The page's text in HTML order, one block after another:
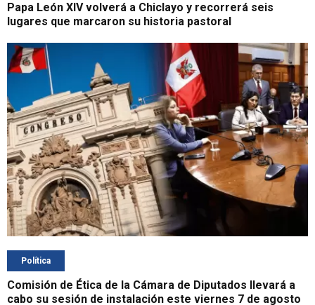
Papa León XIV volverá a Chiclayo y recorrerá seis
lugares que marcaron su historia pastoral
Política
Comisión de Ética de la Cámara de Diputados llevará a
cabo su sesión de instalación este viernes 7 de agosto